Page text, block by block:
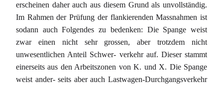
erscheinen daher auch aus diesem Grund als unvollständig.
Im Rahmen der Prüfung der flankierenden Massnahmen ist
sodann auch Folgendes zu bedenken: Die Spange weist
zwar einen nicht sehr grossen, aber trotzdem nicht
unwesentlichen Anteil Schwer- verkehr auf. Dieser stammt
einerseits aus den Arbeitszonen von K. und X. Die Spange
weist ander- seits aber auch Lastwagen-Durchgangsverkehr